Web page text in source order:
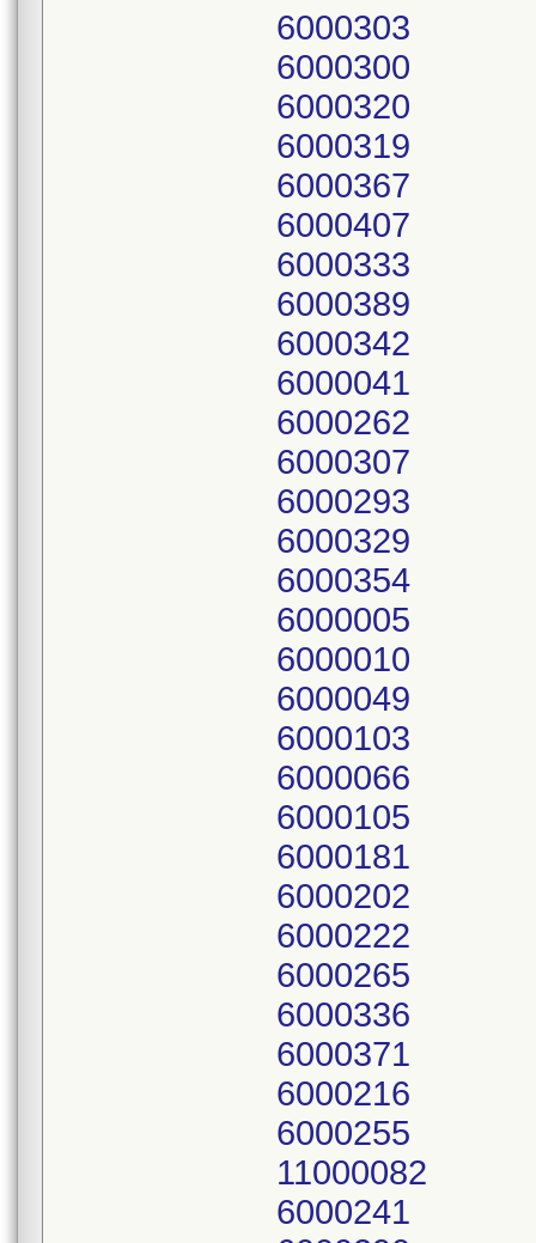
6000303
6000300
6000320
6000319
6000367
6000407
6000333
6000389
6000342
6000041
6000262
6000307
6000293
6000329
6000354
6000005
6000010
6000049
6000103
6000066
6000105
6000181
6000202
6000222
6000265
6000336
6000371
6000216
6000255
11000082
6000241